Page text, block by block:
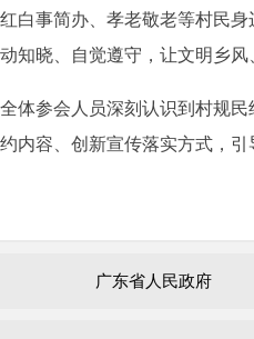
白事简办、孝老敬老等村民
知晓、自觉遵守，让文明乡风
参会人员深刻认识到村规民
内容、创新宣传落实方式，
广东省人民政府